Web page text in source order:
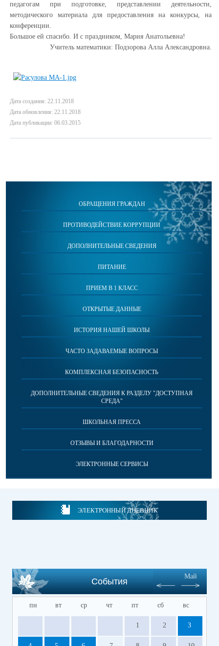
педагогам при подготовке, представлении деятельности,
методического материала для предоставления на конкурсы, на
конференции.
Большое ей спасибо. И с праздником, Мария Анатольевна!
Учитель математики: Подзорова Алла Александровна.
Дата создания: 22.11.2018
Дата обновления: 22.11.2018
Дата публикации: 06.03.2015
ОБРАЩЕНИЯ ГРАЖДАН
ПРОТИВОДЕЙСТВИЕ КОРРУПЦИИ
ДОПОЛНИТЕЛЬНЫЕ СВЕДЕНИЯ
ПИТАНИЕ
ПРИЕМ В 1 КЛАСС
ОТКРЫТЫЕ ДАННЫЕ
ИСТОРИЯ НАШЕЙ ШКОЛЫ
ЧАСТО ЗАДАВАЕМЫЕ ВОПРОСЫ
КОМПЛЕКСНАЯ БЕЗОПАСНОСТЬ
ДОПОЛНИТЕЛЬНЫЕ СВЕДЕНИЯ К РАЗДЕЛУ "ДОСТУПНАЯ
СРЕДА"
ШКОЛЬНАЯ ПРЕССА
ОТЗЫВЫ И БЛАГОДАРНОСТИ
ЭЛЕКТРОННЫЕ СЕРВИСЫ
ЭЛЕКТРОННЫЙ ДНЕВНИК
События
Май
пн вт ср чт пт сб вс
1 2 3